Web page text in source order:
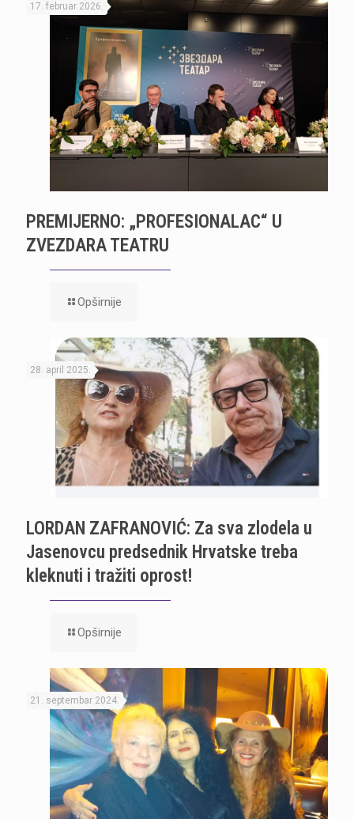
17. februar 2026.
PREMIJERNO: „PROFESIONALAC“ U
ZVEZDARA TEATRU
Opširnije
28. april 2025.
LORDAN ZAFRANOVIĆ: Za sva zlodela u
Jasenovcu predsednik Hrvatske treba
kleknuti i tražiti oprost!
Opširnije
21. septembar 2024.